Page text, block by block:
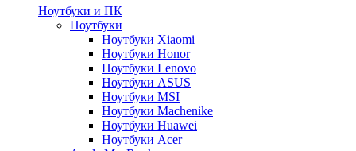
Ноутбуки и ПК
Ноутбуки
Ноутбуки Xiaomi
Ноутбуки Honor
Ноутбуки Lenovo
Ноутбуки ASUS
Ноутбуки MSI
Ноутбуки Machenike
Ноутбуки Huawei
Ноутбуки Acer